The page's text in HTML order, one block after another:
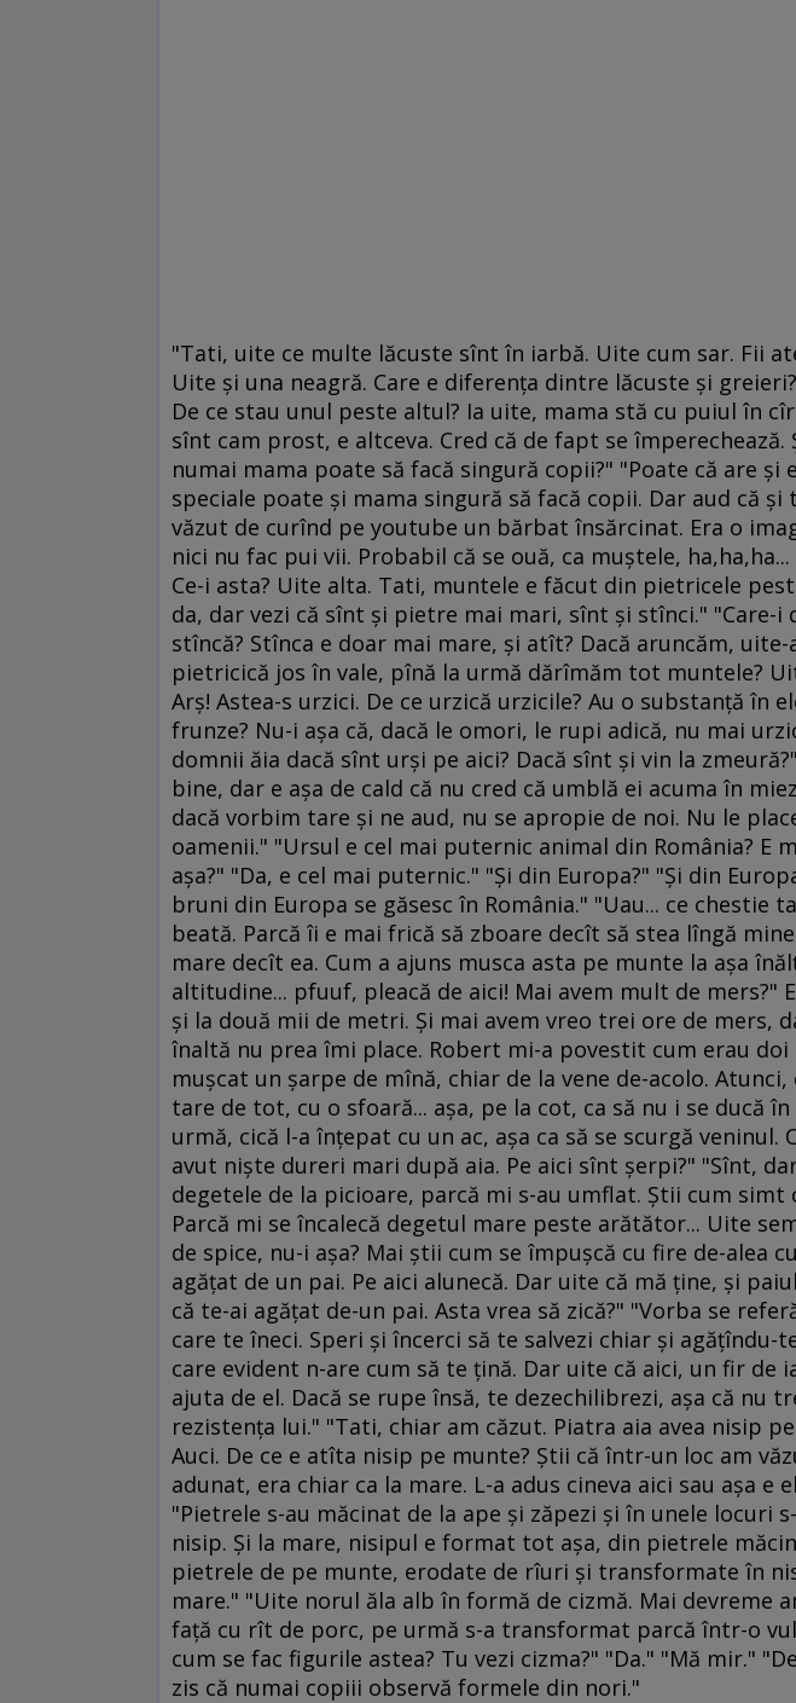
"Tati, uite ce multe lăcuste sînt în iarbă. Uite cum sar. Fii
Uite şi una neagră. Care e diferenţa dintre lăcuste şi
De ce stau unul peste altul? Ia uite, mama stă cu puiul în
sînt cam prost, e altceva. Cred că de fapt se împerechează.
numai mama poate să facă singură copii?" "Poate că are şi
speciale poate şi mama singură să facă copii. Dar aud că
văzut de curînd pe youtube un bărbat însărcinat. Era o
nici nu fac pui vii. Probabil că se ouă, ca muştele,
Ce-i asta? Uite alta. Tati, muntele e făcut din pietricele
da, dar vezi că sînt şi pietre mai mari, sînt şi stînci." "Care-
stîncă? Stînca e doar mai mare, şi atît? Dacă aruncăm,
pietricică jos în vale, pînă la urmă dărîmăm tot muntele?
Arş! Astea-s urzici. De ce urzică urzicile? Au o substanţă în
frunze? Nu-i aşa că, dacă le omori, le rupi adică, nu mai
domnii ăia dacă sînt urşi pe aici? Dacă sînt şi vin la
bine, dar e aşa de cald că nu cred că umblă ei acuma în
dacă vorbim tare şi ne aud, nu se apropie de noi. Nu le
oamenii." "Ursul e cel mai puternic animal din România? E
aşa?" "Da, e cel mai puternic." "Şi din Europa?" "Şi din
bruni din Europa se găsesc în România." "Uau... ce chestie
beată. Parcă îi e mai frică să zboare decît să stea lîngă
mare decît ea. Cum a ajuns musca asta pe munte la aşa
altitudine... pfuuf, pleacă de aici! Mai avem mult de mers?"
şi la două mii de metri. Şi mai avem vreo trei ore de mers,
înaltă nu prea îmi place. Robert mi-a povestit cum erau doi
muşcat un şarpe de mînă, chiar de la vene de-acolo.
tare de tot, cu o sfoară... aşa, pe la cot, ca să nu i se ducă în
urmă, cică l-a înţepat cu un ac, aşa ca să se scurgă veninul.
avut nişte dureri mari după aia. Pe aici sînt şerpi?" "Sînt,
degetele de la picioare, parcă mi s-au umflat. Ştii cum simt
Parcă mi se încalecă degetul mare peste arătător... Uite
de spice, nu-i aşa? Mai ştii cum se împuşcă cu fire de-alea
agăţat de un pai. Pe aici alunecă. Dar uite că mă ţine, şi
că te-ai agăţat de-un pai. Asta vrea să zică?" "Vorba se
care te îneci. Speri şi încerci să te salvezi chiar şi agăţîndu-
care evident n-are cum să te ţină. Dar uite că aici, un fir de
ajuta de el. Dacă se rupe însă, te dezechilibrezi, aşa că nu
rezistenţa lui." "Tati, chiar am căzut. Piatra aia avea nisip
Auci. De ce e atîta nisip pe munte? Ştii că într-un loc am
adunat, era chiar ca la mare. L-a adus cineva aici sau aşa e
"Pietrele s-au măcinat de la ape şi zăpezi şi în unele locuri
nisip. Şi la mare, nisipul e format tot aşa, din pietrele
pietrele de pe munte, erodate de rîuri şi transformate în
mare." "Uite norul ăla alb în formă de cizmă. Mai devreme
faţă cu rît de porc, pe urmă s-a transformat parcă într-o
cum se fac figurile astea? Tu vezi cizma?" "Da." "Mă mir."
zis că numai copiii observă formele din nori."